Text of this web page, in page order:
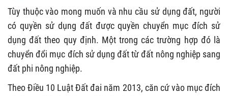
Tùy thuộc vào mong muốn và nhu cầu sử dụng đất, người
có quyền sử dụng đất được quyền chuyển mục đích sử
dụng đất theo quy định. Một trong các trường hợp đó là
chuyển đổi mục đích sử dụng đất từ đất nông nghiệp sang
đất phi nông nghiệp.
Theo Điều 10 Luật Đất đai năm 2013, căn cứ vào mục đích